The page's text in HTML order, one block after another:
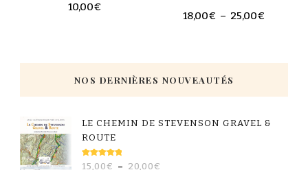
10,00€
5.00
18,00€ – 25,00€
NOS DERNIÈRES NOUVEAUTÉS
LE CHEMIN DE STEVENSON GRAVEL &
ROUTE
NOTE
15,00€ – 20,00€